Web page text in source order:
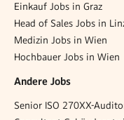
Einkauf Jobs in Graz
Head of Sales Jobs in
Medizin Jobs in Wien
Hochbauer Jobs in Wien
Andere Jobs
Senior ISO 270XX-